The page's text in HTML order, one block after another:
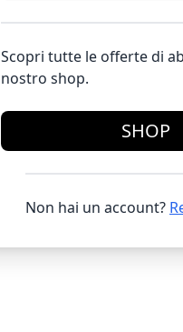
Scopri tutte le offerte di
nostro shop.
SHOP
Non hai un account?